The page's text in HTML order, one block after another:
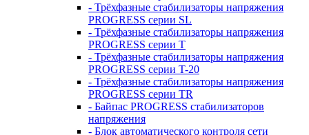
- Трёхфазные стабилизаторы напряжения
PROGRESS серии SL
- Трёхфазные стабилизаторы напряжения
PROGRESS серии T
- Трёхфазные стабилизаторы напряжения
PROGRESS серии T-20
- Трёхфазные стабилизаторы напряжения
PROGRESS серии TR
- Байпас PROGRESS стабилизаторов
напряжения
- Блок автоматического контроля сети